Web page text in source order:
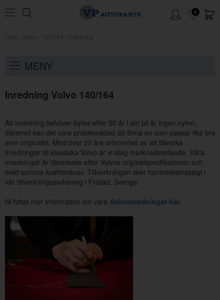
0
MENY
Inredning Volvo 140/164
Att inredning behöver bytas efter 50 år i din bil är ingen nyhet,
däremot kan det vara problematiskt att finna en som passar lika bra
som originalet. Med över 20 års erfarenhet av att tillverka
inredningar till klassiska Volvo är vi idag marknadsledande. Våra
inredningar är tillverkade efter Volvos originalspecifikationer och
med samma kvalitetskrav. Tillverkningen sker hantverksmässigt i
vår tillverkningsavdelning i Fristad, Sverige.
Ni hittar mer information om våra Volvoinredningar här.